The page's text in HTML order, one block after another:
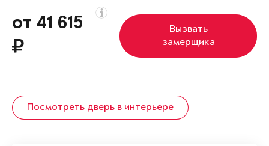
от 41 615
Вызвать
замерщика
Посмотреть дверь в интерьере